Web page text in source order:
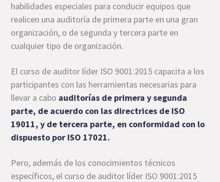
habilidades especiales para conducir equipos que
realicen una auditoría de primera parte en una gran
organización, o de segunda y tercera parte en
cualquier tipo de organización.
El curso de auditor líder ISO 9001:2015 capacita a los
participantes con las herramientas necesarias para
llevar a cabo auditorías de primera y segunda
parte, de acuerdo con las directrices de ISO
19011, y de tercera parte, en conformidad con lo
dispuesto por ISO 17021.
Pero, además de los conocimientos técnicos
específicos, el curso de auditor líder ISO 9001:2015